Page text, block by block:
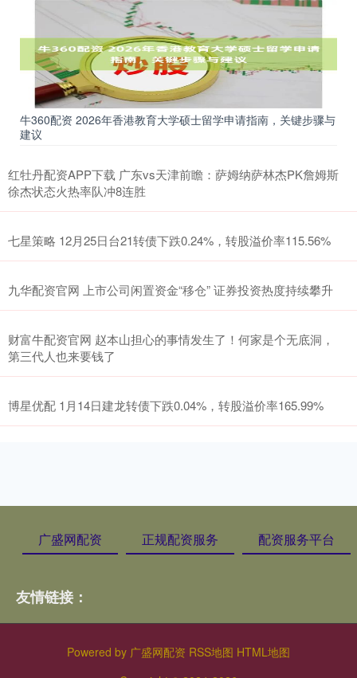
牛360配资 2026年香港教育大学硕士留学申请指南，关键步骤与
建议
红牡丹配资APP下载 广东vs天津前瞻：萨姆纳萨林杰PK詹姆斯
徐杰状态火热率队冲8连胜
七星策略 12月25日台21转债下跌0.24%，转股溢价率115.56%
九华配资官网 上市公司闲置资金“移仓” 证券投资热度持续攀升
财富牛配资官网 赵本山担心的事情发生了！何家是个无底洞，
第三代人也来要钱了
博星优配 1月14日建龙转债下跌0.04%，转股溢价率165.99%
广盛网配资 正规配资服务 配资服务平台
友情链接：
Powered by 广盛网配资 RSS地图 HTML地图